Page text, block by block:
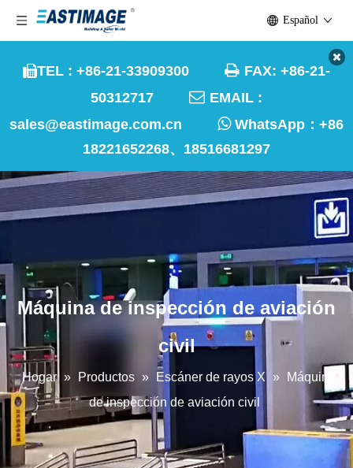
TEL : +86-21-33909300  FAX: +86-21-
50312717  EMAIL :
sales@eastimage.com.cn
WhatsApp： +86
18221652268、18516681297
Español
Máquina de inspección de aviación
civil
Hogar » Productos » Escáner de rayos X »
Máquina
de inspección de aviación civil